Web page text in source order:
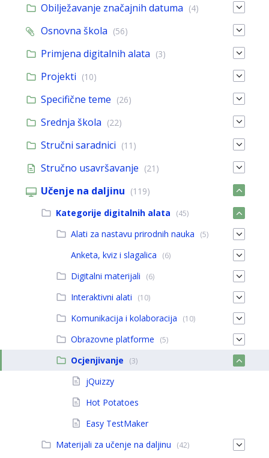
Obilježavanje značajnih datuma (4)
Osnovna škola (56)
Primjena digitalnih alata (3)
Projekti (10)
Specifične teme (26)
Srednja škola (22)
Stručni saradnici (11)
Stručno usavršavanje (21)
Učenje na daljinu (119)
Kategorije digitalnih alata
(45)
Alati za nastavu prirodnih nauka (5)
Anketa, kviz i slagalica (6)
Digitalni materijali (6)
Interaktivni alati (10)
Komunikacija i kolaboracija (10)
Obrazovne platforme (5)
Ocjenjivanje (3)
jQuizzy
Hot Potatoes
Easy TestMaker
Materijali za učenje na daljinu
(42)